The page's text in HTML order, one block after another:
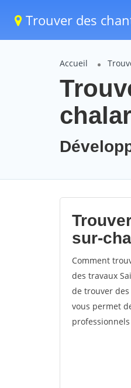
Trouver des
Accueil
sur-
Comment
des travaux
de trouver
vous permet